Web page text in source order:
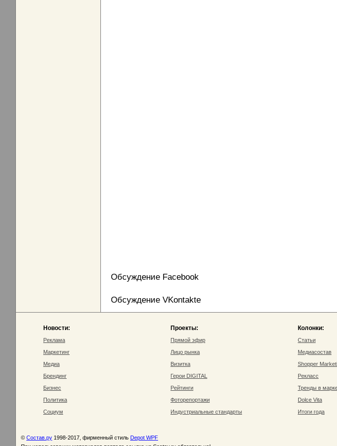
Обсуждение Facebook
Обсуждение VKontakte
Новости:
Реклама
Маркетинг
Медиа
Брендинг
Бизнес
Политика
Социум
Проекты:
Прямой эфир
Лицо рынка
Визитка
Герои DIGITAL
Рейтинги
Фоторепортажи
Индустриальные стандарты
Колонки:
Статьи
Медиасостав
Shopper
Рекласс
Тренды в
Dolce Vita
Итоги года
© Состав.ру 1998-2017, фирменный стиль Depot WPF